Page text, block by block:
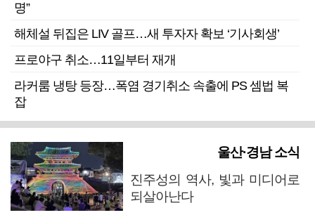
명”
해체설 뒤집은 LIV 골프…새 투자자 확보 ‘기사회생’
프로야구 취소…11일부터 재개
라커룸 냉탕 등장…폭염 경기취소 속출에 PS 셈법 복
잡
울산·경남 소식
진주성의 역사, 빛과 미디어로
되살아난다